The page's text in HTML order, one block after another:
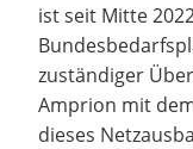
ist seit Mitte
zuständiger
Amprion mit
dieses